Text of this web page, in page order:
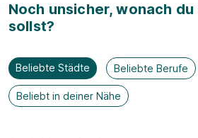
Noch unsicher, wonach du
sollst?
Beliebte Städte Beliebte Berufe
Beliebt in deiner Nähe